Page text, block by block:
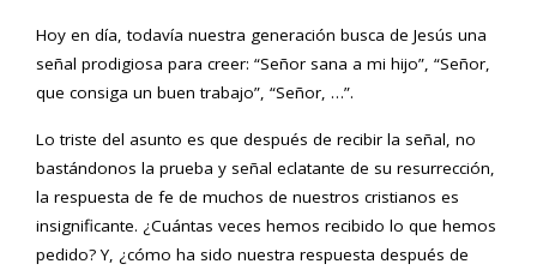
Hoy en día, todavía nuestra generación busca de Jesús una
señal prodigiosa para creer: “Señor sana a mi hijo”, “Señor,
que consiga un buen trabajo”, “Señor, …”.
Lo triste del asunto es que después de recibir la señal, no
bastándonos la prueba y señal eclatante de su resurrección,
la respuesta de fe de muchos de nuestros cristianos es
insignificante. ¿Cuántas veces hemos recibido lo que hemos
pedido? Y, ¿cómo ha sido nuestra respuesta después de